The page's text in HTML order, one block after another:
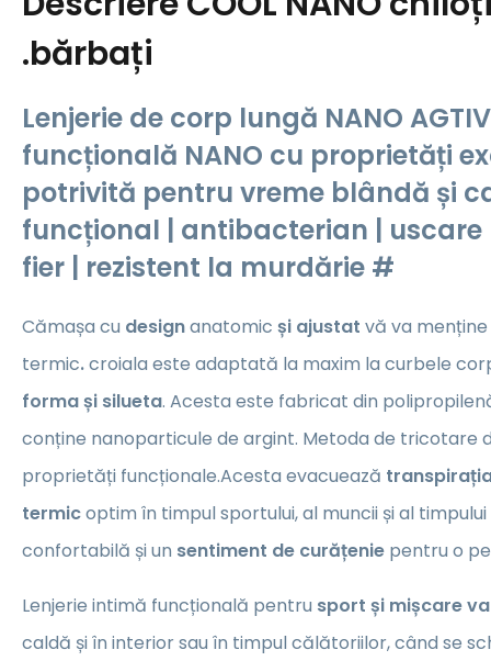
.bărbați
Lenjerie de corp lungă NANO
funcțională NANO cu proprietăți
potrivită pentru vreme blândă și
funcțional | antibacterian |
fier | rezistent la murdărie #
Cămașa cu designanatomic și ajustat vă va
termic.croiala este adaptată la maxim la curbele
forma și silueta. Acesta este fabricat din
conține nanoparticule de argint. Metoda de tricotare
proprietăți funcționale.Acesta evacuează
termicoptim în timpul sportului, al muncii și al
confortabilă și un sentiment de curățenie pentru o
Lenjerie intimă funcțională pentru sport și mișcare
caldă și în interior sau în timpul călătoriilor, când se